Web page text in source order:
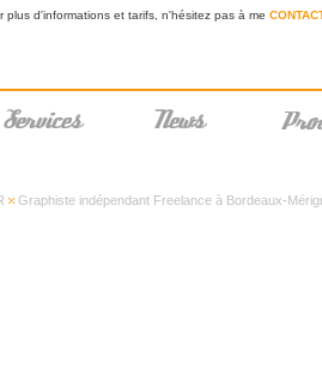
plus d'informations et tarifs, n'hésitez pas à me
Graphiste indépendant Freelance à Bordeaux-